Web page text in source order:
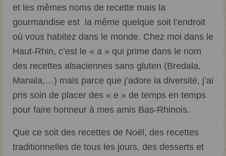
et les mêmes noms de recette mais la
gourmandise est la même quelque soit l’endroit
où vous habitez dans le monde. Chez moi dans le
Haut-Rhin, c’est le « a » qui prime dans le nom
des recettes alsaciennes sans gluten (Bredala,
Manala,…) mais parce que j’adore la diversité, j’ai
pris soin de placer des « e » de temps en temps
pour faire honneur à mes amis Bas-Rhinois.
Que ce soit des recettes de Noël, des recettes
traditionnelles de tous les jours, des desserts et